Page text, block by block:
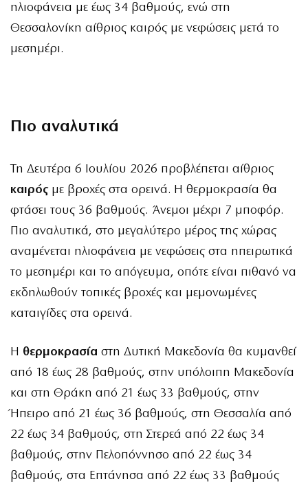
ηλιοφάνεια με έως 34 βαθμούς, ενώ στη
Θεσσαλονίκη αίθριος καιρός με νεφώσεις μετά το
μεσημέρι.
Πιο αναλυτικά
Τη Δευτέρα 6 Ιουλίου 2026 προβλέπεται αίθριος
καιρός με βροχές στα ορεινά. Η θερμοκρασία θα
φτάσει τους 36 βαθμούς. Άνεμοι μέχρι 7 μποφόρ.
Πιο αναλυτικά, στο μεγαλύτερο μέρος της χώρας
αναμένεται ηλιοφάνεια με νεφώσεις στα ηπειρωτικά
το μεσημέρι και το απόγευμα, οπότε είναι πιθανό να
εκδηλωθούν τοπικές βροχές και μεμονωμένες
καταιγίδες στα ορεινά.
Η θερμοκρασία στη Δυτική Μακεδονία θα κυμανθεί
από 18 έως 28 βαθμούς, στην υπόλοιπη Μακεδονία
και στη Θράκη από 21 έως 33 βαθμούς, στην
Ήπειρο από 21 έως 36 βαθμούς, στη Θεσσαλία από
22 έως 34 βαθμούς, στη Στερεά από 22 έως 34
βαθμούς, στην Πελοπόννησο από 22 έως 34
βαθμούς, στα Επτάνησα από 22 έως 33 βαθμούς